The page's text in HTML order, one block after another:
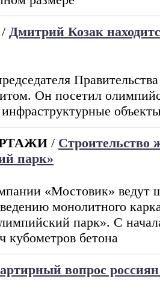
/ Дмитрий Козак
Он посетил
/ Строительство
парк»
«Мостовик» ведут
монолитного
парк». С
кубометров бетона
вопрос